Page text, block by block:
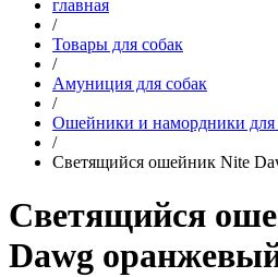
главная
/
Товары для собак
/
Амуниция для собак
/
Ошейники и намордники для
/
Светящийся ошейник Nite
Светящийся
Dawg